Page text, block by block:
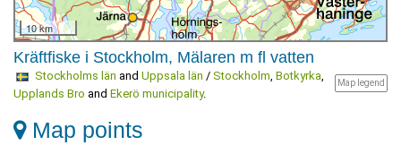
10 km
Kräftfiske i Stockholm, Mälaren m fl vatten
Map legend
Stockholms län and Uppsala län / Stockholm, Botkyrka,
Upplands Bro and Ekerö municipality.
Map points